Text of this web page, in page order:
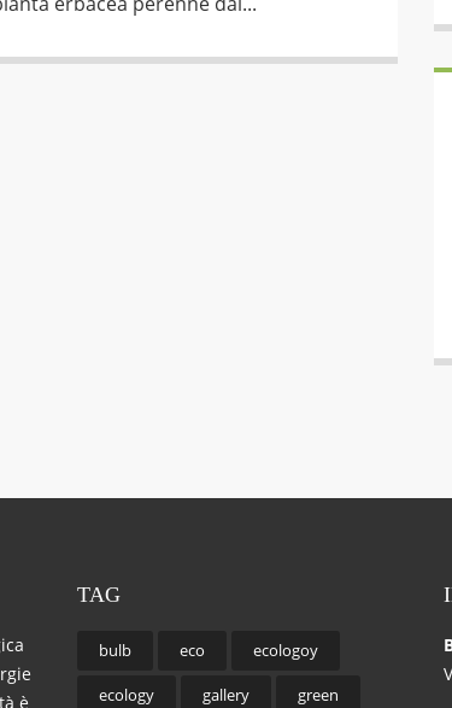
è
TAG
bulb eco ecologoy
ecology gallery green